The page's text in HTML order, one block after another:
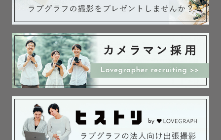
⚪️今しか残せない姿を写真と思い出で残したい
⚪️何度も見返したくなるような幸せが詰まった写真をお届
けしたい
⚪️その日一日を楽しい記憶にしてほしい !!
... こんな想いをもって撮影しています 。
﹋﹋﹋﹋﹋﹋﹋﹋﹋﹋﹋﹋﹋﹋
《  📝 撮 影 に つ い て  》